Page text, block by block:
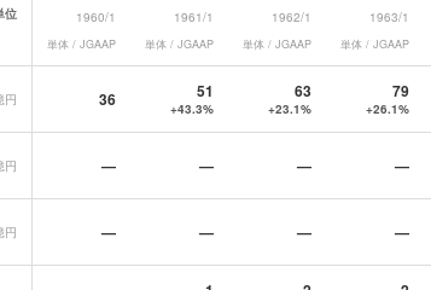
位 1960/1
単体 / JGAAP
1961/1
単体 / JGAAP
1962/1
単体 / JGAAP
1963/1
単体 / JGAAP
円 36 51
+43.3%
63
+23.1%
79
+26.1%
円 — — — —
円 — — — —